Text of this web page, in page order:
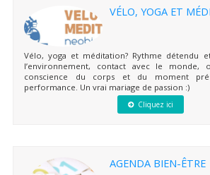
VÉLO, YOGA ET
Vélo, yoga et méditation? Rythme détendu
l’environnement, contact avec le monde,
conscience du corps et du moment
performance. Un vrai mariage de passion :)
Cliquez ici
AGENDA BIEN-ÊTRE